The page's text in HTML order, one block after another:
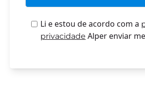
Li e estou de acordo com a
privacidade Alper enviar